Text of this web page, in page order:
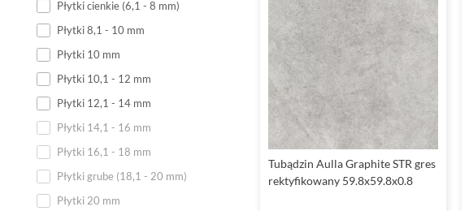
Płytki cienkie (6,1 - 8 mm)
Płytki 8,1 - 10 mm
Płytki 10 mm
Płytki 10,1 - 12 mm
Płytki 12,1 - 14 mm
Płytki 14,1 - 16 mm
Płytki 16,1 - 18 mm
Płytki grube (18,1 - 20 mm)
Płytki 20 mm
Tubądzin Aulla Graphite STR gres
rektyfikowany 59.8x59.8x0.8